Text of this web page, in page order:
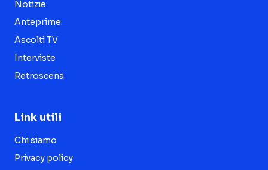
Notizie
Anteprime
Ascolti TV
Interviste
Retroscena
Link utili
Chi siamo
Privacy policy